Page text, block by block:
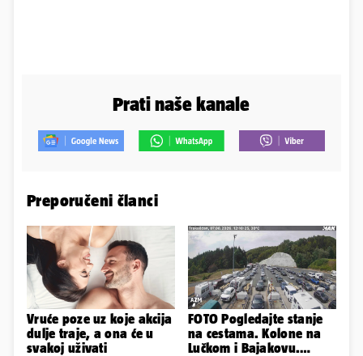
Prati naše kanale
Preporučeni članci
Vruće poze uz koje akcija
dulje traje, a ona će u
svakoj uživati
FOTO Pogledajte stanje
na cestama. Kolone na
Lučkom i Bajakovu.